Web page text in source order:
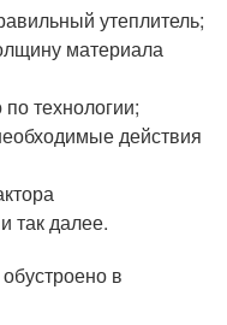
утеплитель;
материала
технологии;
действия
так далее.
в